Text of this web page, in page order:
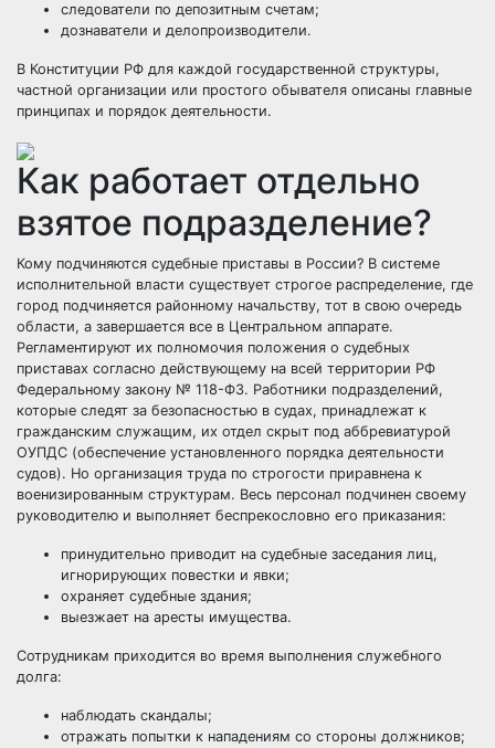
следователи по депозитным счетам;
дознаватели и делопроизводители.
В Конституции РФ для каждой государственной структуры,
частной организации или простого обывателя описаны главные
принципах и порядок деятельности.
Как работает отдельно
взятое подразделение?
Кому подчиняются судебные приставы в России? В системе
исполнительной власти существует строгое распределение, где
город подчиняется районному начальству, тот в свою очередь
области, а завершается все в Центральном аппарате.
Регламентируют их полномочия положения о судебных
приставах согласно действующему на всей территории РФ
Федеральному закону № 118-ФЗ. Работники подразделений,
которые следят за безопасностью в судах, принадлежат к
гражданским служащим, их отдел скрыт под аббревиатурой
ОУПДС (обеспечение установленного порядка деятельности
судов). Но организация труда по строгости приравнена к
военизированным структурам. Весь персонал подчинен своему
руководителю и выполняет беспрекословно его приказания:
принудительно приводит на судебные заседания лиц,
игнорирующих повестки и явки;
охраняет судебные здания;
выезжает на аресты имущества.
Сотрудникам приходится во время выполнения служебного
долга:
наблюдать скандалы;
отражать попытки к нападениям со стороны должников;